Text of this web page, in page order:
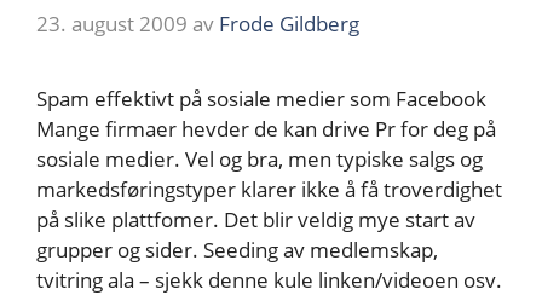
23. august 2009 av Frode Gildberg
Spam effektivt på sosiale medier som Facebook
Mange firmaer hevder de kan drive Pr for deg på
sosiale medier. Vel og bra, men typiske salgs og
markedsføringstyper klarer ikke å få troverdighet
på slike plattfomer. Det blir veldig mye start av
grupper og sider. Seeding av medlemskap,
tvitring ala – sjekk denne kule linken/videoen osv.